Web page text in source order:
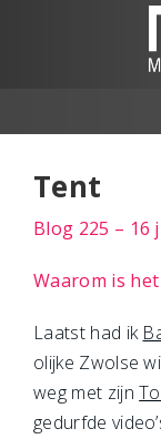
Tent
Blog 225 – 16
Waarom is
Laatst had ik
olijke Zwolse
weg met zijn
gedurfde